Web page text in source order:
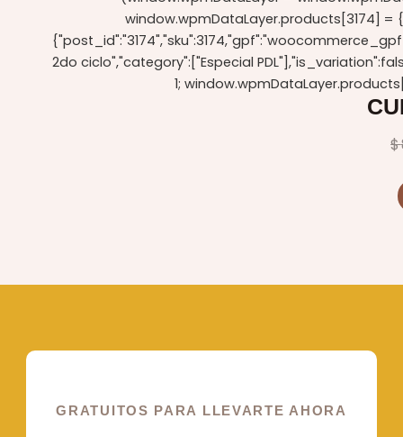
window.wpmDataLayer.products[3174] =
2do ciclo","category":["Especial
1;
$
GRATUITOS PARA LLEVARTE AHORA